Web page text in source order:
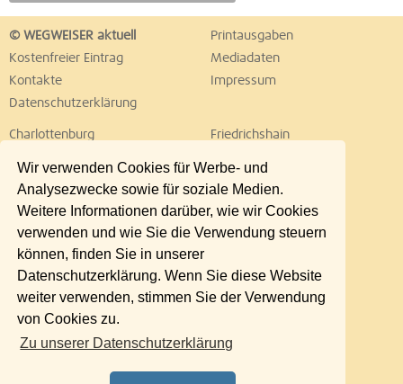
Wir verwenden Cookies für Werbe- und
Analysezwecke sowie für soziale Medien.
Weitere Informationen darüber, wie wir Cookies
verwenden und wie Sie die Verwendung steuern
können, finden Sie in unserer
Datenschutzerklärung. Wenn Sie diese Website
weiter verwenden, stimmen Sie der Verwendung
von Cookies zu.
Zu unserer Datenschutzerklärung
© WEGWEISER aktuell
Printausgaben
Kostenfreier Eintrag
Mediadaten
Kontakte
Impressum
Datenschutzerklärung
Charlottenburg
Friedrichshain
Lichtenberg
Marzahn
Neukölln
Pankow
Reinickendorf
Schöneberg
Spandau
Steglitz
Tempelhof
Treptow
Umland Ost